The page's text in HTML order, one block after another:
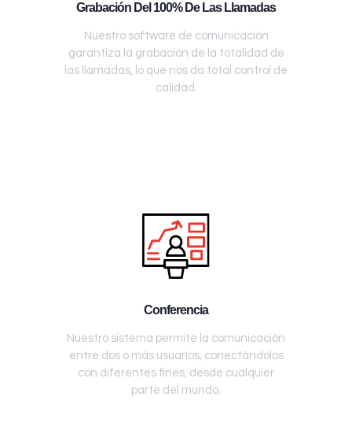
Grabación Del 100% De Las Llamadas
Nuestro software de comunicación
garantiza la grabación de la totalidad de
las llamadas, lo que nos da total control de
calidad.
Conferencia
Nuestro sistema permite la comunicación
entre dos o más usuarios, conectándolos
con diferentes fines, desde cualquier
parte del mundo.